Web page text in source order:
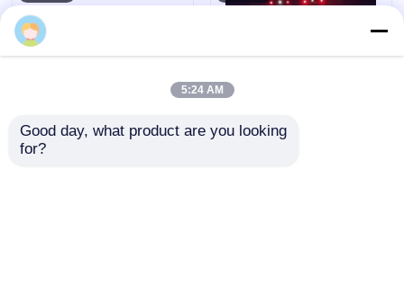
5:24 AM
Good day, what product are you looking
for?